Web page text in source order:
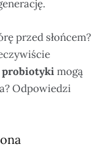
przed słońcem?
probiotykimogą
Odpowiedzi